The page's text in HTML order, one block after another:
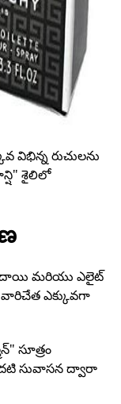
విభిన్న రుచులను
శైలిలో
మరియు ఎలైట్
వారిచేత ఎక్కువగా
సూత్రం
సువాసన ద్వారా